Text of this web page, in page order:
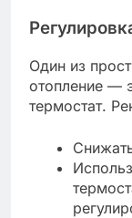
Один из
отопление —
термостат.